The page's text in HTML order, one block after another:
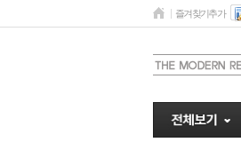
즐겨찾기추가